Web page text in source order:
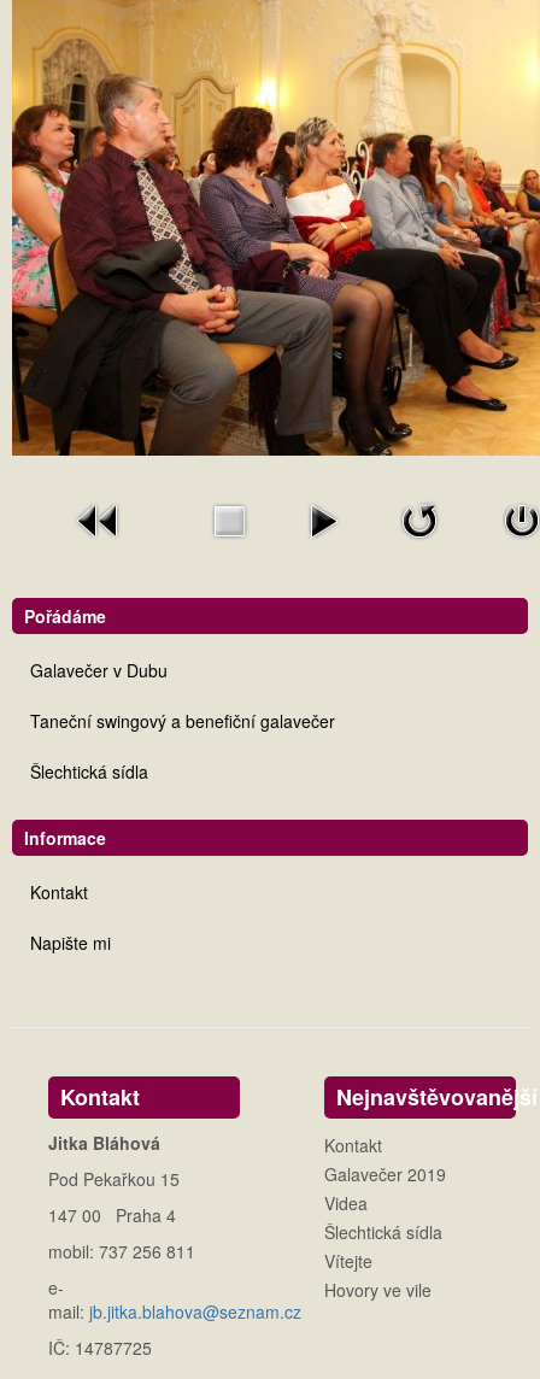
Pořádáme
Galavečer v Dubu
Taneční swingový a benefiční galavečer
Šlechtická sídla
Informace
Kontakt
Napište mi
Kontakt
Jitka Bláhová
Pod Pekařkou 15
147 00 Praha 4
mobil: 737 256 811
e-
mail: jb.jitka.blahova@seznam.cz
IČ: 14787725
Nejnavštěvovanější
Kontakt
Galavečer 2019
Videa
Šlechtická sídla
Vítejte
Hovory ve vile